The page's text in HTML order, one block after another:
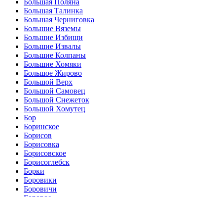
Большая Талинка
Большая Черниговка
Большие Вяземы
Большие Избищи
Большие Извалы
Большие Колпаны
Большие Хомяки
Большое Жирово
Большой Верх
Большой Самовец
Большой Снежеток
Большой Хомутец
Бор
Боринское
Борисов
Борисовка
Борисовское
Борисоглебск
Борки
Боровики
Боровичи